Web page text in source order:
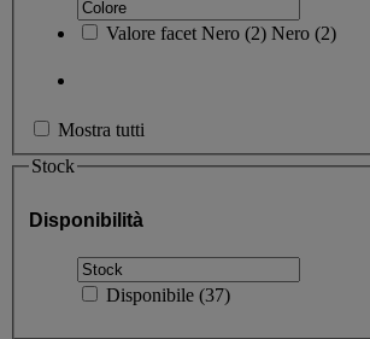
Valore facet Nero (2) Nero (2)
Mostra tutti
Stock
Disponibilità
Disponibile (37)